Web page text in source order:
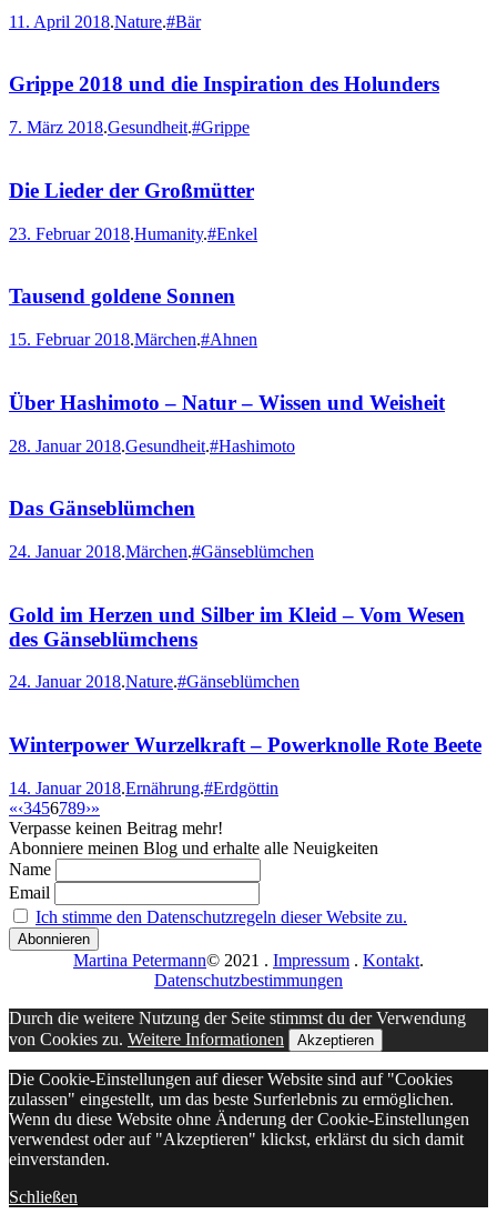
11. April 2018.Nature.#Bär
Grippe 2018 und die Inspiration des Holunders
7. März 2018.Gesundheit.#Grippe
Die Lieder der Großmütter
23. Februar 2018.Humanity.#Enkel
Tausend goldene Sonnen
15. Februar 2018.Märchen.#Ahnen
Über Hashimoto – Natur – Wissen und Weisheit
28. Januar 2018.Gesundheit.#Hashimoto
Das Gänseblümchen
24. Januar 2018.Märchen.#Gänseblümchen
Gold im Herzen und Silber im Kleid – Vom Wesen
des Gänseblümchens
24. Januar 2018.Nature.#Gänseblümchen
Winterpower Wurzelkraft – Powerknolle Rote Beete
14. Januar 2018.Ernährung.#Erdgöttin
«‹3456789›»
Verpasse keinen Beitrag mehr!
Abonniere meinen Blog und erhalte alle Neuigkeiten
Name
Email
Ich stimme den Datenschutzregeln dieser Website zu.
Martina Petermann© 2021 . Impressum . Kontakt.
Datenschutzbestimmungen
Durch die weitere Nutzung der Seite stimmst du der Verwendung
von Cookies zu. Weitere Informationen Akzeptieren
Die Cookie-Einstellungen auf dieser Website sind auf "Cookies
zulassen" eingestellt, um das beste Surferlebnis zu ermöglichen.
Wenn du diese Website ohne Änderung der Cookie-Einstellungen
verwendest oder auf "Akzeptieren" klickst, erklärst du sich damit
einverstanden.
Schließen